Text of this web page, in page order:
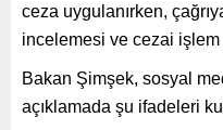
ceza uygulanırken,
incelemesi ve cezai
Bakan Şimşek, sosyal
açıklamada şu ifadeleri